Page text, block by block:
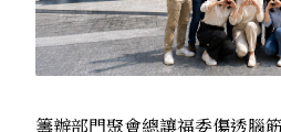
籌辦部門聚會總讓福委傷透腦